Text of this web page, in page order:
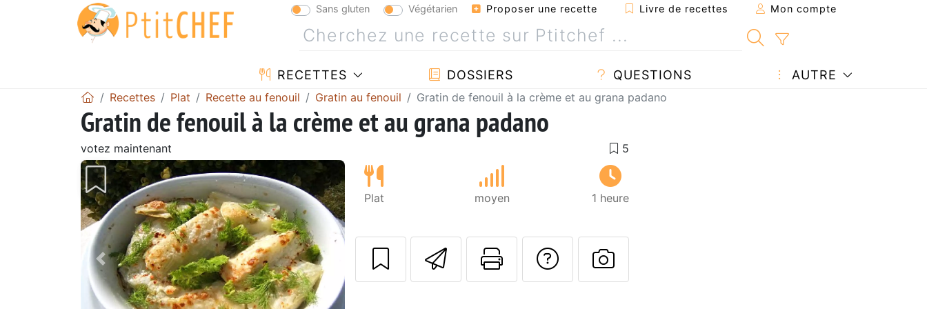
Sans gluten Végétarien Proposer une recette Livre de recettes Mon compte
RECETTES DOSSIERS QUESTIONS AUTRE
Recettes Plat Recette au fenouil Gratin au fenouil Gratin de fenouil à la crème et au grana padano
Gratin de fenouil à la crème et au grana padano
votez maintenant
Précédent Suivant
Plat moyen 1 heure
Envoyer cette recette à un ami
Imprimer cette page
Poser une question à l'auteur
Publier votre photo de cette